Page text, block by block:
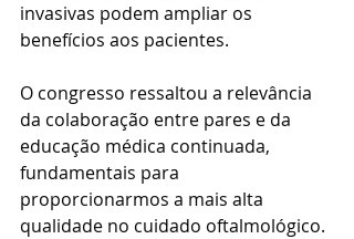
invasivas podem ampliar os
benefícios aos pacientes.
O congresso ressaltou a relevância
da colaboração entre pares e da
educação médica continuada,
fundamentais para
proporcionarmos a mais alta
qualidade no cuidado oftalmológico.